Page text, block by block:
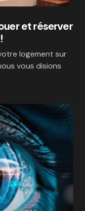
et réserver
logement sur
vous disions